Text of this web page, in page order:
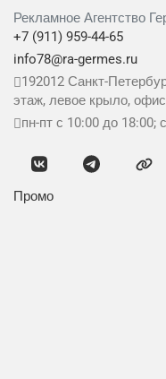
Рекламное Агентство
+7 (911) 959-44-65
info78@ra-germes.ru
192012 Санкт-
этаж, левое крыло,
пн-пт с 10:00 до 18:00;
Промо